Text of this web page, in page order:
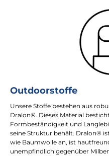
Outdoorstoffe
Unsere Stoffe bestehen aus
Dralon®. Dieses Material
Formbeständigkeit und
seine Struktur behält. Dralon®
wie Baumwolle an, ist
unempfindlich gegenüber